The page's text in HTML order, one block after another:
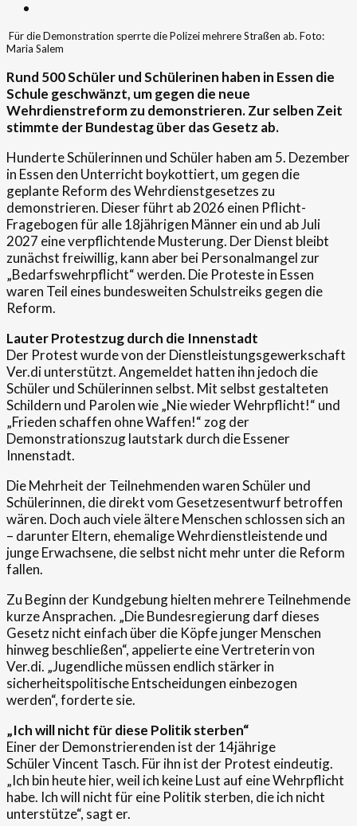
Für die Demonstration sperrte die Polizei mehrere Straßen ab. Foto:
Maria Salem
Rund 500 Schüler und Schülerinen haben in Essen die
Schule geschwänzt, um gegen die neue
Wehrdienstreform zu demonstrieren. Zur selben Zeit
stimmte der Bundestag über das Gesetz ab.
Hunderte Schülerinnen und Schüler haben am 5. Dezember
in Essen den Unterricht boykottiert, um gegen die
geplante Reform des Wehrdienstgesetzes zu
demonstrieren. Dieser führt ab 2026 einen Pflicht-
Fragebogen für alle 18jährigen Männer ein und ab Juli
2027 eine verpflichtende Musterung. Der Dienst bleibt
zunächst freiwillig, kann aber bei Personalmangel zur
„Bedarfswehrpflicht“ werden. Die Proteste in Essen
waren Teil eines bundesweiten Schulstreiks gegen die
Reform.
Lauter Protestzug durch die Innenstadt
Der Protest wurde von der Dienstleistungsgewerkschaft
Ver.di unterstützt. Angemeldet hatten ihn jedoch die
Schüler und Schülerinnen selbst. Mit selbst gestalteten
Schildern und Parolen wie „Nie wieder Wehrpflicht!“ und
„Frieden schaffen ohne Waffen!“ zog der
Demonstrationszug lautstark durch die Essener
Innenstadt.
Die Mehrheit der Teilnehmenden waren Schüler und
Schülerinnen, die direkt vom Gesetzesentwurf betroffen
wären. Doch auch viele ältere Menschen schlossen sich an
– darunter Eltern, ehemalige Wehrdienstleistende und
junge Erwachsene, die selbst nicht mehr unter die Reform
fallen.
Zu Beginn der Kundgebung hielten mehrere Teilnehmende
kurze Ansprachen. „Die Bundesregierung darf dieses
Gesetz nicht einfach über die Köpfe junger Menschen
hinweg beschließen“, appelierte eine Vertreterin von
Ver.di. „Jugendliche müssen endlich stärker in
sicherheitspolitische Entscheidungen einbezogen
werden“, forderte sie.
„Ich will nicht für diese Politik sterben“
Einer der Demonstrierenden ist der 14jährige
Schüler Vincent Tasch. Für ihn ist der Protest eindeutig.
„Ich bin heute hier, weil ich keine Lust auf eine Wehrpflicht
habe. Ich will nicht für eine Politik sterben, die ich nicht
unterstütze“, sagt er.